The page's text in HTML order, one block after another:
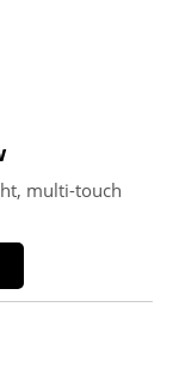
multi-touch